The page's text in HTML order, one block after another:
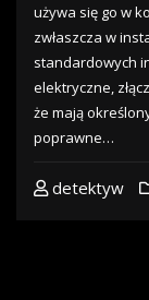
używa się go w
zwłaszcza w
standardowych
elektryczne,
że mają
poprawne…
detektyw